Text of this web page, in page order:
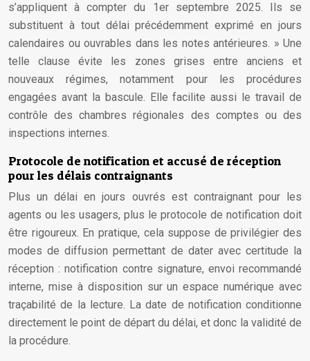
s’appliquent à compter du 1er septembre 2025. Ils se
substituent à tout délai précédemment exprimé en jours
calendaires ou ouvrables dans les notes antérieures. » Une
telle clause évite les zones grises entre anciens et
nouveaux régimes, notamment pour les procédures
engagées avant la bascule. Elle facilite aussi le travail de
contrôle des chambres régionales des comptes ou des
inspections internes.
Protocole de notification et accusé de réception
pour les délais contraignants
Plus un délai en jours ouvrés est contraignant pour les
agents ou les usagers, plus le protocole de notification doit
être rigoureux. En pratique, cela suppose de privilégier des
modes de diffusion permettant de dater avec certitude la
réception : notification contre signature, envoi recommandé
interne, mise à disposition sur un espace numérique avec
traçabilité de la lecture. La date de notification conditionne
directement le point de départ du délai, et donc la validité de
la procédure.